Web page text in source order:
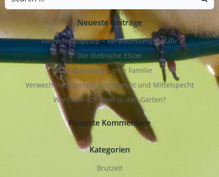
for:
Neueste Beiträge
Fitis oder Zilpzalp – Verwechslungsgefahr
Die diebische Elster
Rabenvögel – eine Familie
Verwechslungsgefahr Buntspecht und Mittelspecht
Wie locke ich Vögel in den Garten?
Neueste Kommentare
Kategorien
Brutzeit